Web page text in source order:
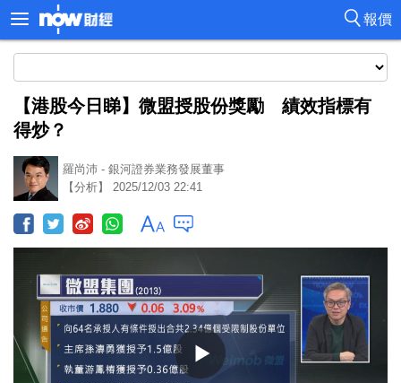
報價
【港股今日睇】微盟授股份獎勵 績效指標有
得炒？
羅尚沛 - 銀河證券業務發展董事
【分析】 2025/12/03 22:41